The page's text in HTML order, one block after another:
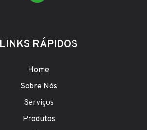
LINKS RÁPIDOS
Home
Sobre Nós
Serviços
Produtos